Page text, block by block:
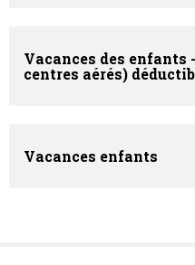
Vacances des enfants
centres aérés)
Vacances enfants